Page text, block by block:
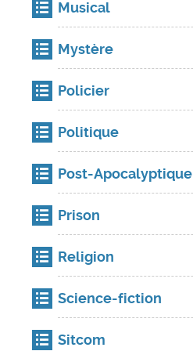
Musical
Mystère
Policier
Politique
Post-Apocalyptique
Prison
Religion
Science-fiction
Sitcom